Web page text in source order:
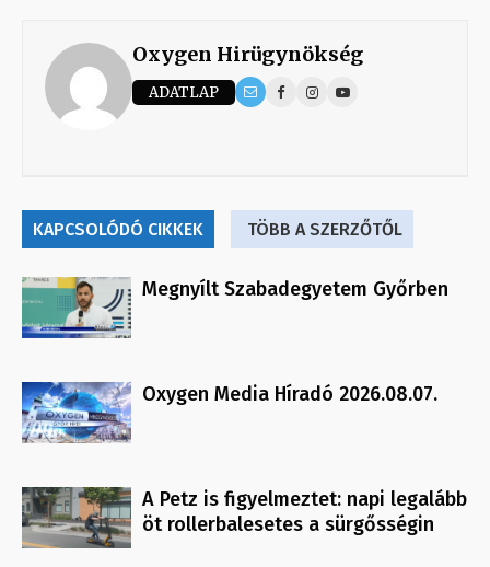
Oxygen Hirügynökség
ADATLAP
KAPCSOLÓDÓ CIKKEK TÖBB A SZERZŐTŐL
Megnyílt Szabadegyetem Győrben
Oxygen Media Híradó 2026.08.07.
A Petz is figyelmeztet: napi legalább
öt rollerbalesetes a sürgősségin